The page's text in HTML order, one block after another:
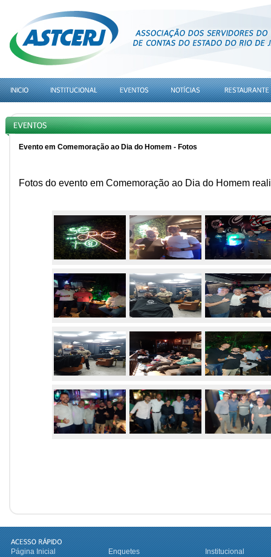
Evento em Comemoração ao Dia do Homem - Fotos
Fotos do evento em Comemoração ao Dia do Homem
Página Inicial Enquetes
Institucional